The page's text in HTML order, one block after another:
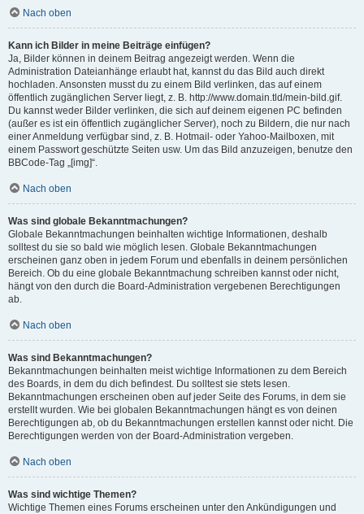
Nach oben
Kann ich Bilder in meine Beiträge einfügen?
Ja, Bilder können in deinem Beitrag angezeigt werden. Wenn die
Administration Dateianhänge erlaubt hat, kannst du das Bild auch direkt
hochladen. Ansonsten musst du zu einem Bild verlinken, das auf einem
öffentlich zugänglichen Server liegt, z. B. http://www.domain.tld/mein-bild.gif.
Du kannst weder Bilder verlinken, die sich auf deinem eigenen PC befinden
(außer es ist ein öffentlich zugänglicher Server), noch zu Bildern, die nur nach
einer Anmeldung verfügbar sind, z. B. Hotmail- oder Yahoo-Mailboxen, mit
einem Passwort geschützte Seiten usw. Um das Bild anzuzeigen, benutze den
BBCode-Tag „[img]“.
Nach oben
Was sind globale Bekanntmachungen?
Globale Bekanntmachungen beinhalten wichtige Informationen, deshalb
solltest du sie so bald wie möglich lesen. Globale Bekanntmachungen
erscheinen ganz oben in jedem Forum und ebenfalls in deinem persönlichen
Bereich. Ob du eine globale Bekanntmachung schreiben kannst oder nicht,
hängt von den durch die Board-Administration vergebenen Berechtigungen
ab.
Nach oben
Was sind Bekanntmachungen?
Bekanntmachungen beinhalten meist wichtige Informationen zu dem Bereich
des Boards, in dem du dich befindest. Du solltest sie stets lesen.
Bekanntmachungen erscheinen oben auf jeder Seite des Forums, in dem sie
erstellt wurden. Wie bei globalen Bekanntmachungen hängt es von deinen
Berechtigungen ab, ob du Bekanntmachungen erstellen kannst oder nicht. Die
Berechtigungen werden von der Board-Administration vergeben.
Nach oben
Was sind wichtige Themen?
Wichtige Themen eines Forums erscheinen unter den Ankündigungen und